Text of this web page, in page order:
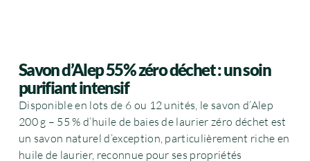
Savon d’Alep 55% zéro déchet : un soin
purifiant intensif
Disponible en lots de 6 ou 12 unités, le savon d’Alep
200 g – 55 % d’huile de baies de laurier zéro déchet est
un savon naturel d’exception, particulièrement riche en
huile de laurier, reconnue pour ses propriétés